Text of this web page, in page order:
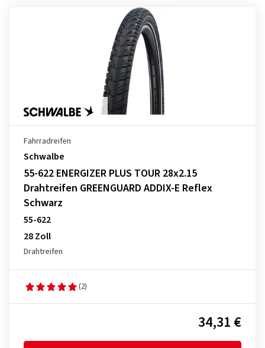
Fahrradreifen
Schwalbe
55-622 ENERGIZER PLUS TOUR 28x2.15
Drahtreifen GREENGUARD ADDIX-E Reflex
Schwarz
55-622
28 Zoll
Drahtreifen
(2)
34,31 €